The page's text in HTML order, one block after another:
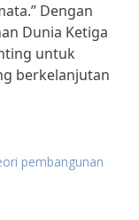
Dengan
Dunia Ketiga
untuk
berkelanjutan
pembangunan